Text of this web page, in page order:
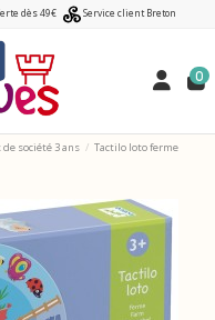
dès 49€ Service client Breton
0
de société 3 ans
Tactilo loto ferme